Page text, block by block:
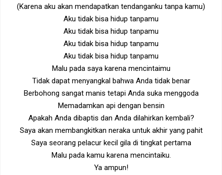
(Karena aku akan mendapatkan tendanganku tanpa kamu)
Aku tidak bisa hidup tanpamu
Aku tidak bisa hidup tanpamu
Aku tidak bisa hidup tanpamu
Aku tidak bisa hidup tanpamu
Malu pada saya karena mencintaimu
Tidak dapat menyangkal bahwa Anda tidak benar
Berbohong sangat manis tetapi Anda suka menggoda
Memadamkan api dengan bensin
Apakah Anda dibaptis dan Anda dilahirkan kembali?
Saya akan membangkitkan neraka untuk akhir yang pahit
Saya seorang pelacur kecil gila di tingkat pertama
Malu pada kamu karena mencintaiku.
Ya ampun!